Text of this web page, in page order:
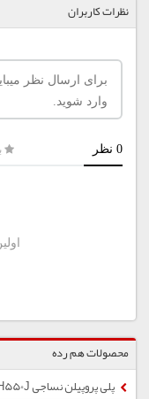
نظرات کاربران
محصولات هم رده
پلی پروپیلن نساجی ZH550J